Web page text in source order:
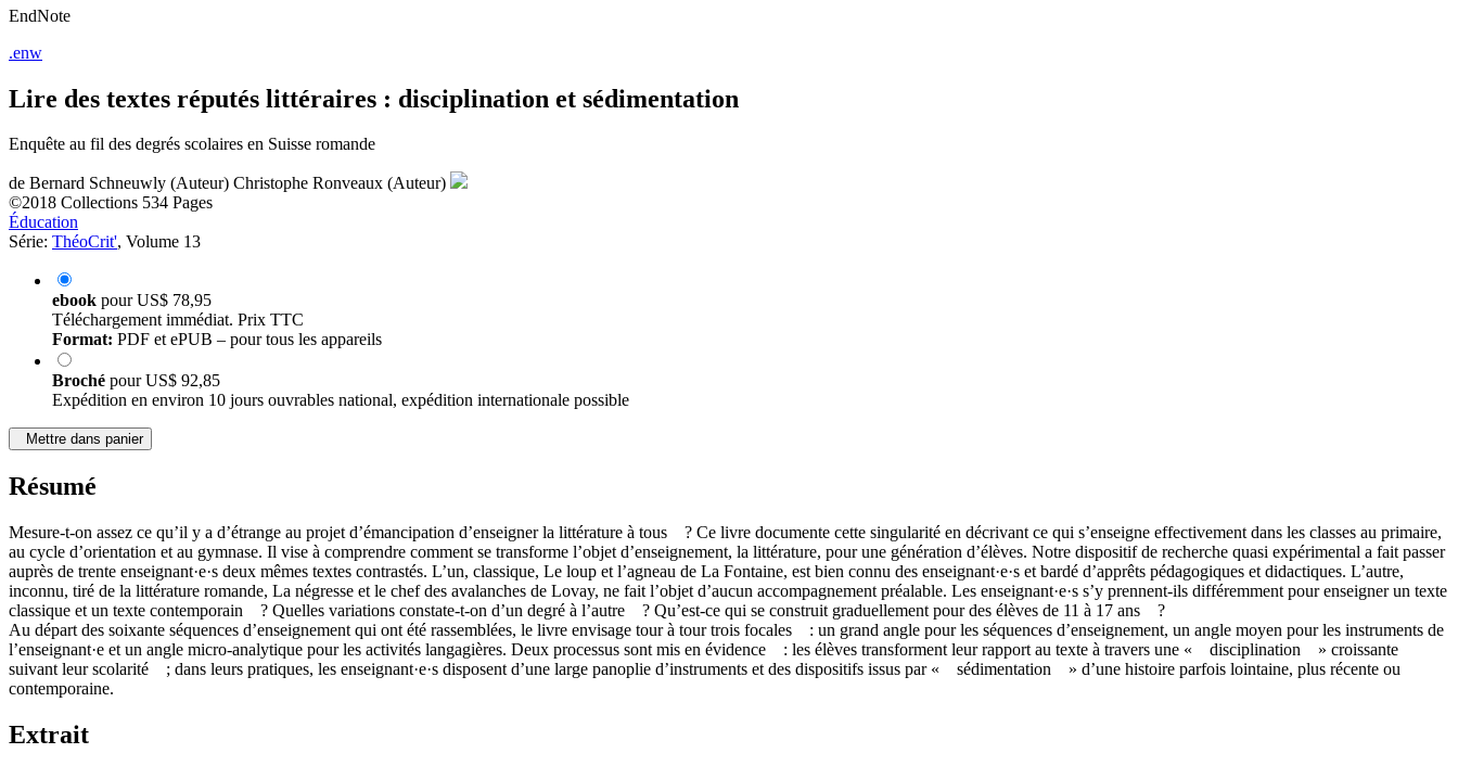
EndNote
.enw
Lire des textes réputés littéraires : disciplination et sédimentation
Enquête au fil des degrés scolaires en Suisse romande
de Bernard Schneuwly (Auteur) Christophe Ronveaux (Auteur)
©2018 Collections 534 Pages
Éducation
Série: ThéoCrit', Volume 13
ebook pourUS$ 78,95
Téléchargement immédiat. Prix TTC
Format: PDF et ePUB – pour tous les appareils
Broché pourUS$ 92,85
Expédition en environ 10 jours ouvrables national, expédition internationale possible
Mettre dans panier
Résumé
Mesure-t-on assez ce qu’il y a d’étrange au projet d’émancipation d’enseigner la littérature à tous ? Ce livre documente cette singularité en décrivant ce qui s’enseigne effectivement dans les classes au primaire,
au cycle d’orientation et au gymnase. Il vise à comprendre comment se transforme l’objet d’enseignement, la littérature, pour une génération d’élèves. Notre dispositif de recherche quasi expérimental a fait passer
auprès de trente enseignant·e·s deux mêmes textes contrastés. L’un, classique, Le loup et l’agneau de La Fontaine, est bien connu des enseignant·e·s et bardé d’apprêts pédagogiques et didactiques. L’autre,
inconnu, tiré de la littérature romande, La négresse et le chef des avalanches de Lovay, ne fait l’objet d’aucun accompagnement préalable. Les enseignant·e·s s’y prennent-ils différemment pour enseigner un texte
classique et un texte contemporain ? Quelles variations constate-t-on d’un degré à l’autre ? Qu’est-ce qui se construit graduellement pour des élèves de 11 à 17 ans ?
Au départ des soixante séquences d’enseignement qui ont été rassemblées, le livre envisage tour à tour trois focales : un grand angle pour les séquences d’enseignement, un angle moyen pour les instruments de
l’enseignant·e et un angle micro-analytique pour les activités langagières. Deux processus sont mis en évidence : les élèves transforment leur rapport au texte à travers une « disciplination » croissante
suivant leur scolarité ; dans leurs pratiques, les enseignant·e·s disposent d’une large panoplie d’instruments et des dispositifs issus par « sédimentation » d’une histoire parfois lointaine, plus récente ou
contemporaine.
Extrait